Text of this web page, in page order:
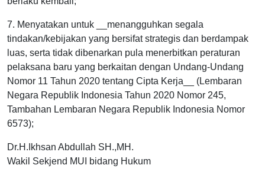
7. Menyatakan untuk __menangguhkan segala
tindakan/kebijakan yang bersifat strategis dan berdampak
luas, serta tidak dibenarkan pula menerbitkan peraturan
pelaksana baru yang berkaitan dengan Undang-Undang
Nomor 11 Tahun 2020 tentang Cipta Kerja__ (Lembaran
Negara Republik Indonesia Tahun 2020 Nomor 245,
Tambahan Lembaran Negara Republik Indonesia Nomor
6573);
Dr.H.Ikhsan Abdullah SH.,MH.
Wakil Sekjend MUI bidang Hukum